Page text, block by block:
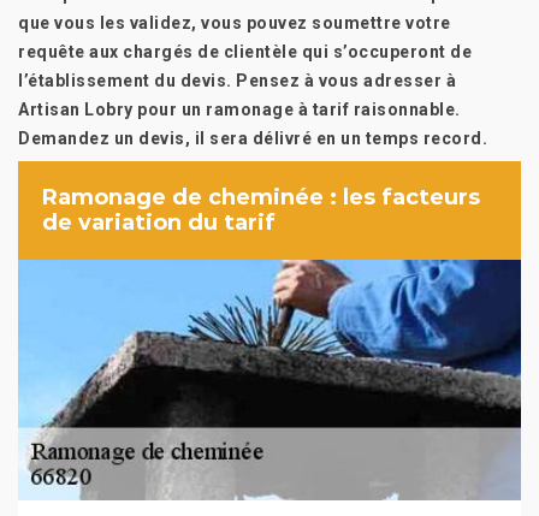
que vous les validez, vous pouvez soumettre votre
requête aux chargés de clientèle qui s’occuperont de
l’établissement du devis. Pensez à vous adresser à
Artisan Lobry pour un ramonage à tarif raisonnable.
Demandez un devis, il sera délivré en un temps record.
Ramonage de cheminée : les facteurs
de variation du tarif